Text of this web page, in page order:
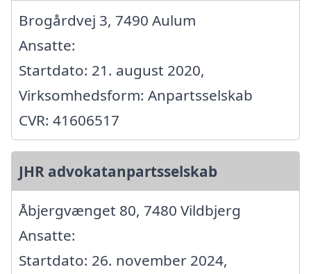
Brogårdvej 3, 7490 Aulum
Ansatte:
Startdato: 21. august 2020,
Virksomhedsform: Anpartsselskab
CVR: 41606517
JHR advokatanpartsselskab
Åbjergvænget 80, 7480 Vildbjerg
Ansatte:
Startdato: 26. november 2024,